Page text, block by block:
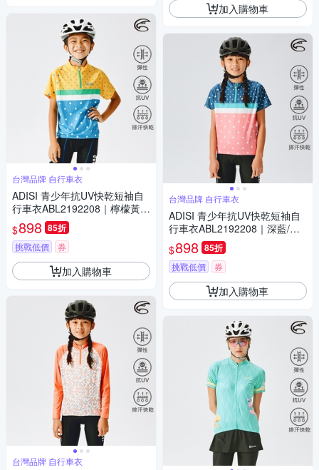
台灣品牌 自行車衣
ADISI 青少年抗UV快乾短袖自
行車衣ABL2192208｜檸檬黃/
蔚藍
$898 85折
挑戰低價 券
加入購物車
台灣品牌 自行車衣
加入購物車
台灣品牌 自行車衣
ADISI 青少年抗UV快乾短袖自
行車衣ABL2192208｜深藍/櫻
粉
$898 85折
挑戰低價 券
加入購物車